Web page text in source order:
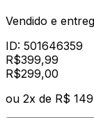
Vendido e
ID: 501646359
R$399,99
R$299,00
ou 2x de R$